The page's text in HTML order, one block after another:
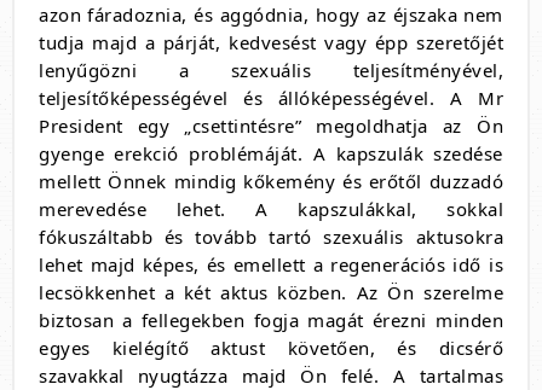
azon fáradoznia, és aggódnia, hogy az éjszaka nem
tudja majd a párját, kedvesést vagy épp szeretőjét
lenyűgözni a szexuális teljesítményével,
teljesítőképességével és állóképességével. A Mr
President egy „csettintésre” megoldhatja az Ön
gyenge erekció problémáját. A kapszulák szedése
mellett Önnek mindig kőkemény és erőtől duzzadó
merevedése lehet. A kapszulákkal, sokkal
fókuszáltabb és tovább tartó szexuális aktusokra
lehet majd képes, és emellett a regenerációs idő is
lecsökkenhet a két aktus közben. Az Ön szerelme
biztosan a fellegekben fogja magát érezni minden
egyes kielégítő aktust követően, és dicsérő
szavakkal nyugtázza majd Ön felé. A tartalmas